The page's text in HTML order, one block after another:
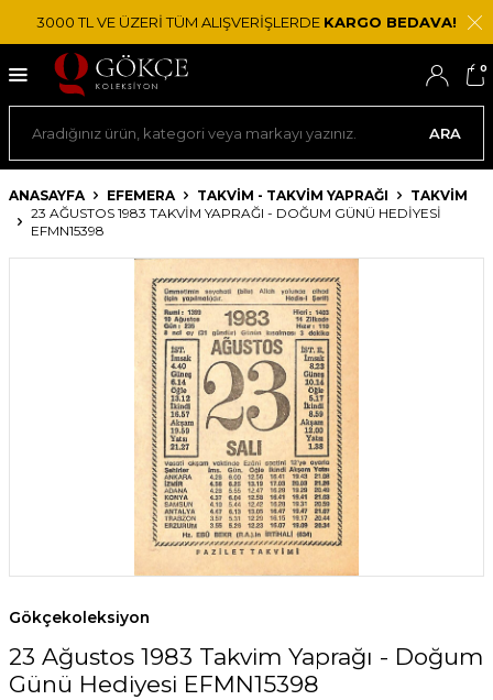
3000 TL VE ÜZERİ TÜM ALIŞVERİŞLERDE KARGO BEDAVA!
ARA
0
ANASAYFA EFEMERA TAKVIM - TAKVIM YAPRAĞI
TAKVIM
23 AĞUSTOS 1983 TAKVIM YAPRAĞI - DOĞUM GÜNÜ HEDIYESI
EFMN15398
Gökçekoleksiyon
23 Ağustos 1983 Takvim Yaprağı - Doğum
Günü Hediyesi EFMN15398